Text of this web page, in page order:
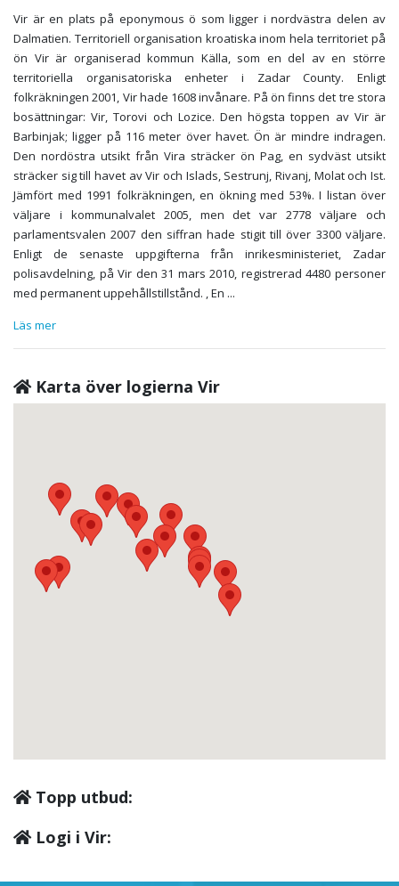
Vir är en plats på eponymous ö som ligger i nordvästra delen av
Dalmatien. Territoriell organisation kroatiska inom hela territoriet på
ön Vir är organiserad kommun Källa, som en del av en större
territoriella organisatoriska enheter i Zadar County. Enligt
folkräkningen 2001, Vir hade 1608 invånare. På ön finns det tre stora
bosättningar: Vir, Torovi och Lozice. Den högsta toppen av Vir är
Barbinjak; ligger på 116 meter över havet. Ön är mindre indragen.
Den nordöstra utsikt från Vira sträcker ön Pag, en sydväst utsikt
sträcker sig till havet av Vir och Islads, Sestrunj, Rivanj, Molat och Ist.
Jämfört med 1991 folkräkningen, en ökning med 53%. I listan över
väljare i kommunalvalet 2005, men det var 2778 väljare och
parlamentsvalen 2007 den siffran hade stigit till över 3300 väljare.
Enligt de senaste uppgifterna från inrikesministeriet, Zadar
polisavdelning, på Vir den 31 mars 2010, registrerad 4480 personer
med permanent uppehållstillstånd. , En ...
Läs mer
Karta över logierna Vir
Topp utbud:
Logi i Vir: